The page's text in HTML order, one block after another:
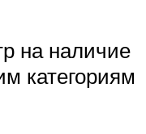
на наличие
категориям